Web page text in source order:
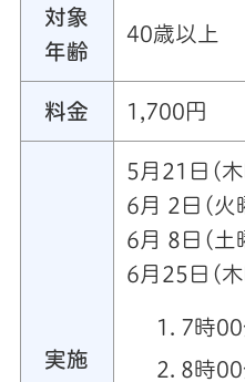
対象
年齢
40歳以上
料金 1,700円
実施
5月21日(
6月 2日(火
6月 8日(土
6月25日(
7時
8時